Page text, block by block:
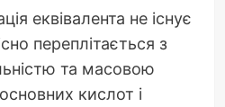
еквівалента не існує
переплітається з
та масовою
кислот і